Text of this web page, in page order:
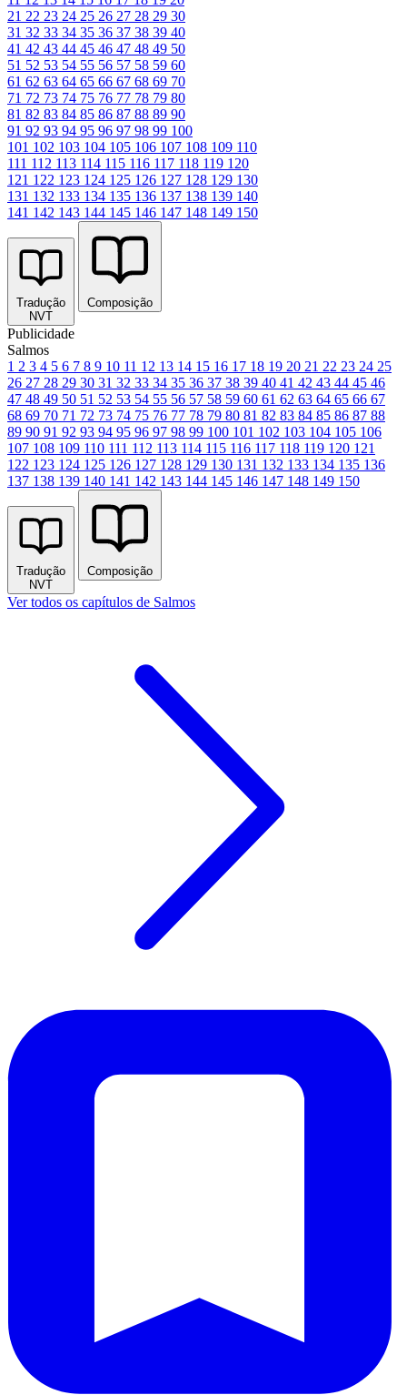
21 22 23 24 25 26 27 28 29 30
31 32 33 34 35 36 37 38 39 40
41 42 43 44 45 46 47 48 49 50
51 52 53 54 55 56 57 58 59 60
61 62 63 64 65 66 67 68 69 70
71 72 73 74 75 76 77 78 79 80
81 82 83 84 85 86 87 88 89 90
91 92 93 94 95 96 97 98 99 100
101 102 103 104 105 106 107 108 109 110
111 112 113 114 115 116 117 118 119 120
121 122 123 124 125 126 127 128 129 130
131 132 133 134 135 136 137 138 139 140
141 142 143 144 145 146 147 148 149 150
Tradução
NVT
Composição
Publicidade
Salmos
1 2 3 4 5 6 7 8 9 10 11 12 13 14 15 16 17 18 19 20 21 22 23 24 25
26 27 28 29 30 31 32 33 34 35 36 37 38 39 40 41 42 43 44 45 46
47 48 49 50 51 52 53 54 55 56 57 58 59 60 61 62 63 64 65 66 67
68 69 70 71 72 73 74 75 76 77 78 79 80 81 82 83 84 85 86 87 88
89 90 91 92 93 94 95 96 97 98 99 100 101 102 103 104 105 106
107 108 109 110 111 112 113 114 115 116 117 118 119 120 121
122 123 124 125 126 127 128 129 130 131 132 133 134 135 136
137 138 139 140 141 142 143 144 145 146 147 148 149 150
Tradução
NVT
Composição
Ver todos os capítulos de Salmos